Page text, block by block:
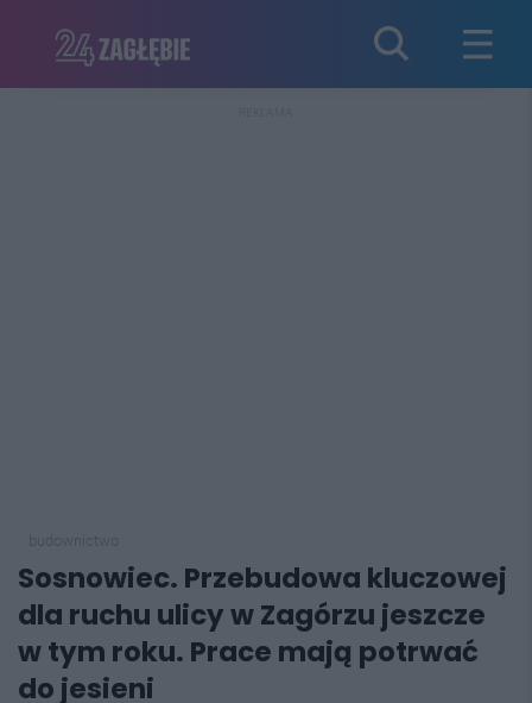
Sosnowiec. Przebudowa kluczowej
dla ruchu ulicy w Zagórzu jeszcze
w tym roku. Prace mają potrwać
do jesieni